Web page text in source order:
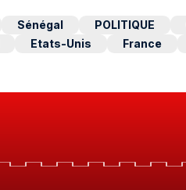
Sénégal POLITIQUE
Etats-Unis France